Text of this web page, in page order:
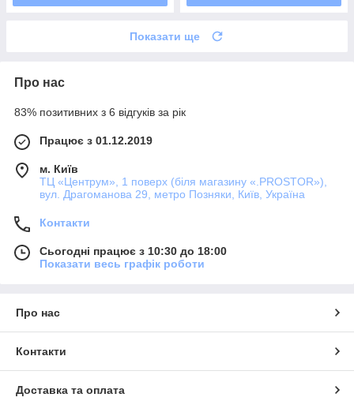
Показати ще
Про нас
83% позитивних з 6 відгуків за рік
Працює з 01.12.2019
м. Київ
ТЦ «Центрум», 1 поверх (біля магазину «.PROSTOR»),
вул. Драгоманова 29, метро Позняки, Київ, Україна
Контакти
Сьогодні працює з 10:30 до 18:00
Показати весь графік роботи
Про нас
Контакти
Доставка та оплата